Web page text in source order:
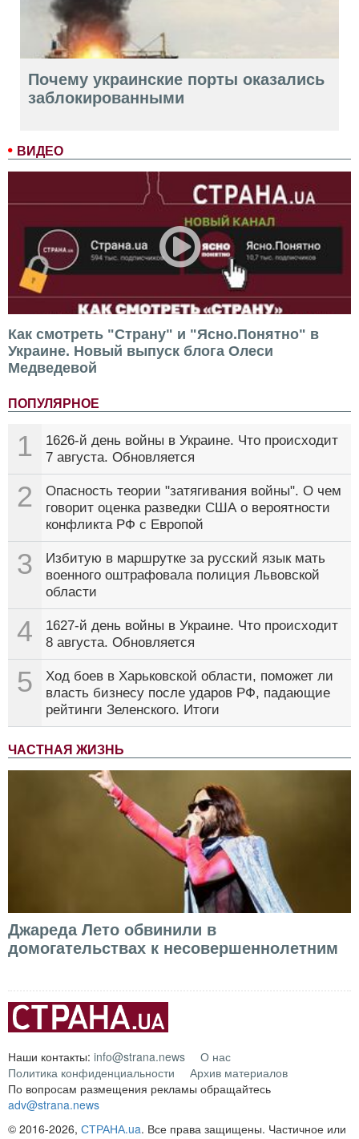
ВИДЕО
Как смотреть "Страну" и "Ясно.Понятно" в
Украине. Новый выпуск блога Олеси
Медведевой
ПОПУЛЯРНОЕ
1
1626-й день войны в Украине. Что происходит
7 августа. Обновляется
2
Опасность теории "затягивания войны". О чем
говорит оценка разведки США о вероятности
конфликта РФ с Европой
3
Избитую в маршрутке за русский язык мать
военного оштрафовала полиция Львовской
области
4
1627-й день войны в Украине. Что происходит
8 августа. Обновляется
5
Ход боев в Харьковской области, поможет ли
власть бизнесу после ударов РФ, падающие
рейтинги Зеленского. Итоги
ЧАСТНАЯ ЖИЗНЬ
Джареда Лето обвинили в
домогательствах к несовершеннолетним
Почему украинские порты оказались
заблокированными
Наши контакты: info@strana.news
О нас
Политика конфиденциальности
Архив материалов
По вопросам размещения рекламы обращайтесь
adv@strana.news
© 2016-2026, СТРАНА.ua. Все права защищены. Частичное или